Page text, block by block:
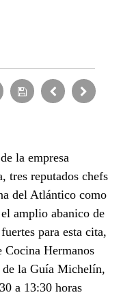
la empresa
tres reputados chefs
del Atlántico como
amplio abanico de
fuertes para esta cita,
Cocina Hermanos
de la Guía Michelín,
a 13:30 horas